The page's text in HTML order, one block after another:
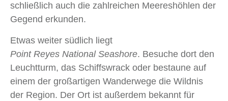
schließlich auch die zahlreichen Meereshöhlen der
Gegend erkunden.
Etwas weiter südlich liegt
Point Reyes National Seashore. Besuche dort den
Leuchtturm, das Schiffswrack oder bestaune auf
einem der großartigen Wanderwege die Wildnis
der Region. Der Ort ist außerdem bekannt für